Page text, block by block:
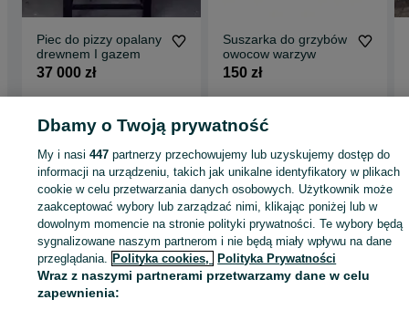
Piec do pizzy opalany
drewnem I gazem
37 000 zł
23 lipca 2026
Suszarka do grzybów
owocow warzyw
150 zł
18 lipca 2026
Strona główna Dom i Ogród Grill - Wielkopolskie Grill -
KATEGORIA
ID:1057249636 Wyświetlenia:
Dbamy o Twoją prywatność
My i nasi447 partnerzy przechowujemy lub uzyskujemy dostęp do
informacji na urządzeniu, takich jak unikalne identyfikatory w plikach
cookie w celu przetwarzania danych osobowych. Użytkownik może
zaakceptować wybory lub zarządzać nimi, klikając poniżej lub w
dowolnym momencie na stronie polityki prywatności. Te wybory będą
sygnalizowane naszym partnerom i nie będą miały wpływu na dane
przeglądania. Polityka cookies, Polityka Prywatności
Wraz z naszymi partnerami przetwarzamy dane w celu
zapewnienia: